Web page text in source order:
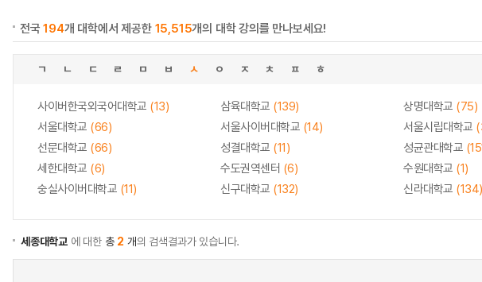
전국194개 대학에서 제공한 15,515개의 대학 강의를 만나보세요!
ㄱ ㄴ ㄷ ㄹ ㅁ ㅂ ㅅ ㅇ ㅈ ㅊ ㅍ ㅎ
사이버한국외국어대학교 (13) 삼육대학교 (139) 상명대학교 (75)
서울대학교 (66) 서울사이버대학교 (14) 서울시립대학교
선문대학교 (66) 성결대학교 (11) 성균관대학교
세한대학교 (6) 수도권역센터 (6) 수원대학교 (1)
숭실사이버대학교 (11) 신구대학교 (132) 신라대학교 (134)
세종대학교 에 대한 총 2 개의 검색결과가 있습니다.